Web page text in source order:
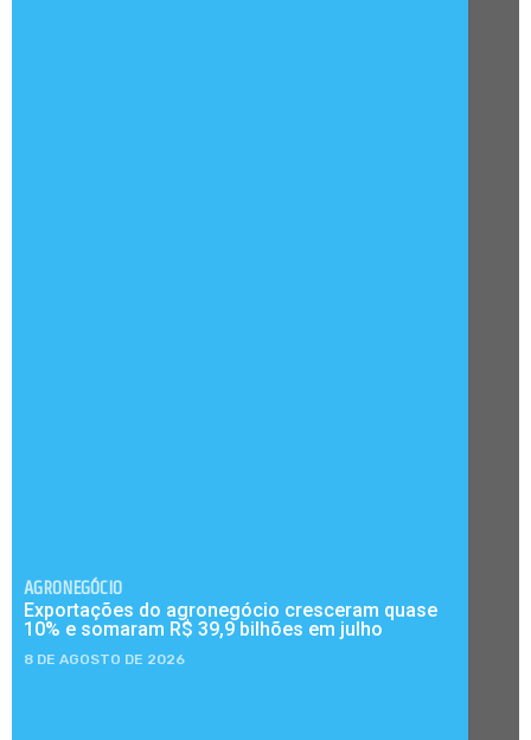
AGRONEGÓCIO
Exportações do agronegócio cresceram quase
10% e somaram R$ 39,9 bilhões em julho
8 DE AGOSTO DE 2026